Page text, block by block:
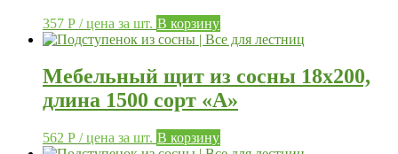
357 Р / цена за шт. В корзину
Мебельный щит из сосны 18х200,
длина 1500 сорт «А»
562 Р / цена за шт. В корзину